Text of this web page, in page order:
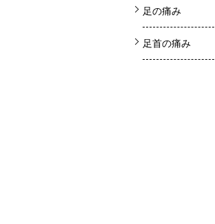
足の痛み
足首の痛み